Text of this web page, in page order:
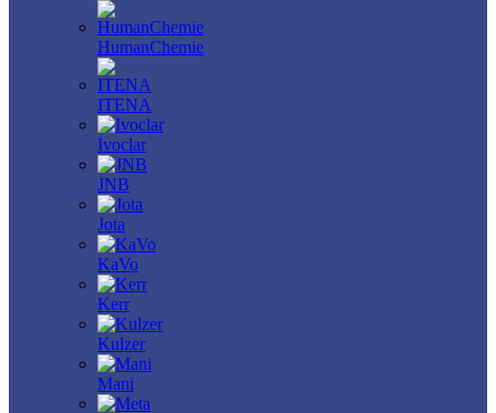
HumanChemie
ITENA
Ivoclar
JNB
Jota
KaVo
Kerr
Kulzer
Mani